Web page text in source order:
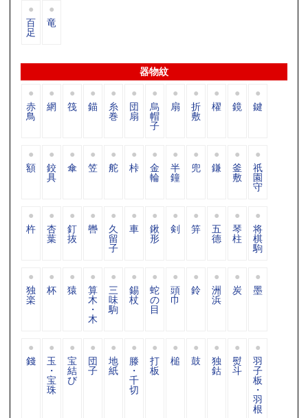
百
足
竜
器物紋
赤
鳥
網 筏 錨 糸
巻
団
扇
烏
帽
子
扇 折
敷
櫂 鏡 鍵
額 鉸
具
傘 笠 舵 桛 金
輪
半
鐘
兜 鎌 釜
敷
祇
園
守
杵 杏
葉
釘
抜
轡 久
留
子
車 鍬
形
剣 笄 五
德
琴
柱
将
棋
駒
独
楽
杯 猿 算
木
・
木
三
味
駒
錫
杖
蛇
の
目
頭
巾
鈴 洲
浜
炭 墨
錢 玉
・
宝
珠
宝
結
び
団
子
地
紙
滕
・
千
切
打
板
槌 鼓 独
鈷
熨
斗
羽
子
板
・
羽
根